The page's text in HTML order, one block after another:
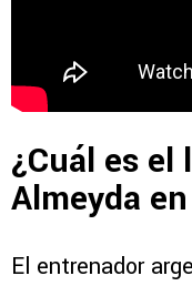
¿Cuál es el
Almeyda
El entrenador